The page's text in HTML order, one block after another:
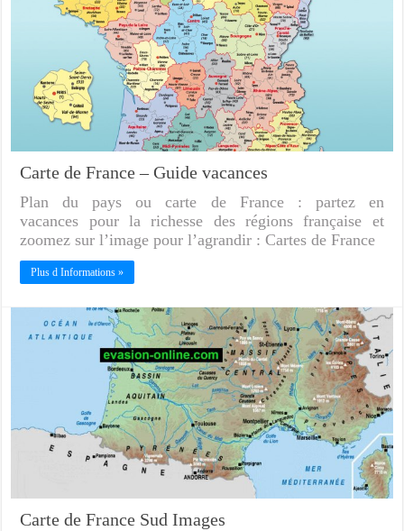
Carte de France – Guide vacances
Plan du pays ou carte de France : partez en
vacances pour la richesse des régions française et
zoomez sur l’image pour l’agrandir : Cartes de France
Plus d Informations »
Carte de France Sud Images